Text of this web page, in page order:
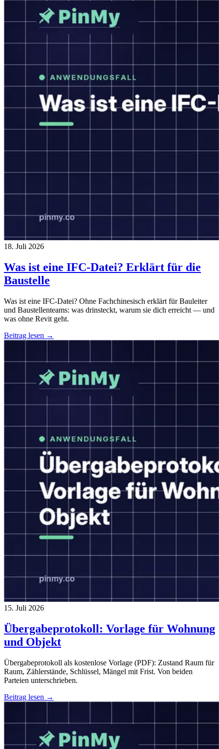
18. Juli 2026
Was ist eine IFC-Datei? Erklärt für die
Baustelle
Was ist eine IFC-Datei? Ohne Fachchinesisch erklärt für Bauleiter
und Baustellenteams: was drinsteckt, warum sie dich erreicht — und
was ohne Revit geht.
Beitrag lesen →
15. Juli 2026
Übergabeprotokoll: Vorlage für Wohnung
und Objekt
Übergabeprotokoll als kostenlose Vorlage (PDF): Zustand Raum für
Raum, Zählerstände, Schlüssel, Mängel mit Frist. Von beiden
Parteien unterschrieben.
Beitrag lesen →